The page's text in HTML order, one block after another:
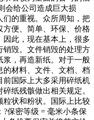
会给公司造成巨大损
们的重视。众所周知，把
便、简单、环保、价格
此，现在基本上，很多
销毁。文件销毁的处理方
浆，再造新纸。对于一般
的材料、文件、文档、档
前国际上大多采用碎纸机
纸残骸做出相关规定。
粒状和粉状。国际上比较
保密等级 = 毫米小条保